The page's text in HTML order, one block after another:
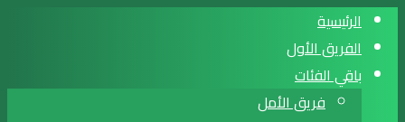
الرئيسية
الفريق الأول
باقي الفئات
فريق الأمل